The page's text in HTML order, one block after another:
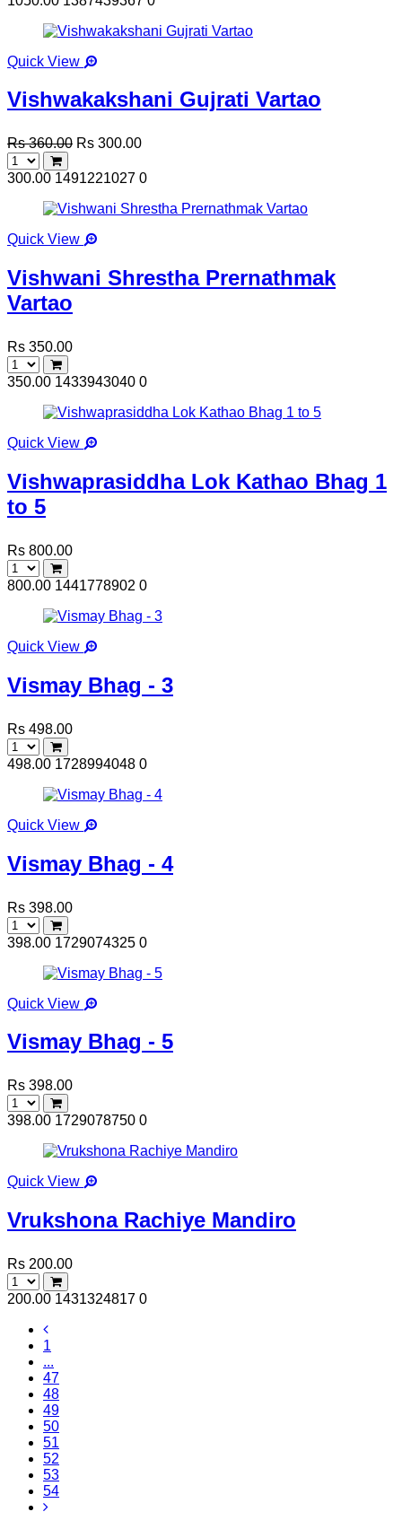
Quick View
Vishwakakshani Gujrati Vartao
Rs 360.00 Rs 300.00
300.00 1491221027 0
Quick View
Vishwani Shrestha Prernathmak
Vartao
Rs 350.00
350.00 1433943040 0
Quick View
Vishwaprasiddha Lok Kathao Bhag 1
to 5
Rs 800.00
800.00 1441778902 0
Quick View
Vismay Bhag - 3
Rs 498.00
498.00 1728994048 0
Quick View
Vismay Bhag - 4
Rs 398.00
398.00 1729074325 0
Quick View
Vismay Bhag - 5
Rs 398.00
398.00 1729078750 0
Quick View
Vrukshona Rachiye Mandiro
Rs 200.00
200.00 1431324817 0
1
...
47
48
49
50
51
52
53
54